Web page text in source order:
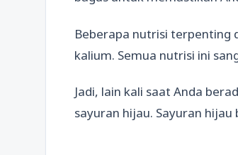
Beberapa nutrisi terpenting
kalium. Semua nutrisi ini
Jadi, lain kali saat Anda
sayuran hijau. Sayuran